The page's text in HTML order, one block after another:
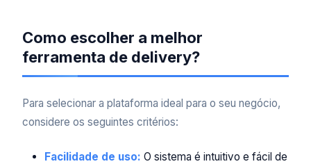
Como escolher a melhor
ferramenta de delivery?
Para selecionar a plataforma ideal para o seu negócio,
considere os seguintes critérios:
Facilidade de uso: O sistema é intuitivo e fácil de